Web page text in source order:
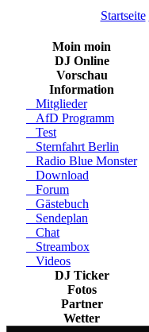
Startseite
Moin moin
DJ Online
Vorschau
Information
Mitglieder
AfD Programm
Test
Sternfahrt Berlin
Radio Blue Monster
Download
Forum
Gästebuch
Sendeplan
Chat
Streambox
Videos
DJ Ticker
Fotos
Partner
Wetter